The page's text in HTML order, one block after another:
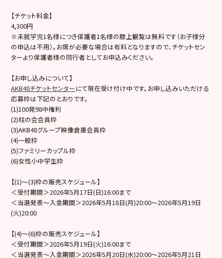
【チケット料金】
4,300円
※未就学児1名様につき保護者1名様の膝上観覧は無料です（お子様分
の申込は不用）。お席が必要な場合は有料となりますので、チケットセン
ターより保護者様の同行者としてお申込みください。
【お申し込みについて】
AKB48チケットセンター にて現在受け付け中です。お申し込みいただける
応募枠は下記のとおりです。
(1)100発98中権利
(2)柱の会会員枠
(3)AKB48グループ映像倉庫会員枠
(4)一般枠
(5)ファミリーカップル枠
(6)女性小中学生枠
【(1)～(3)枠の販売スケジュール】
＜受付期間＞2026年5月17日(日)16:00まで
＜当選発表～入金期間＞2026年5月18日(月)20:00～2026年5月19日
(火)20:00
【(4)〜(6)枠の販売スケジュール】
＜受付期間＞2026年5月19日(火)16:00まで
＜当選発表～入金期間＞2026年5月20日(水)20:00～2026年5月21日